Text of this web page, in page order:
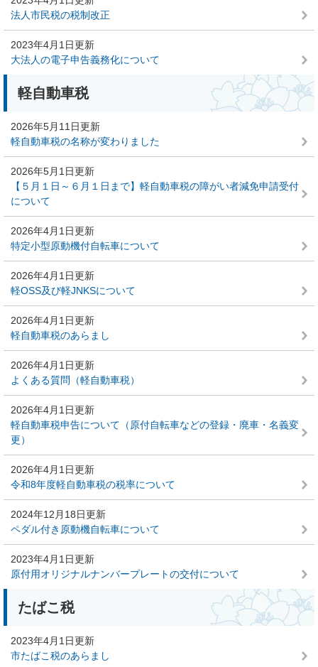
法人市民税の税制改正
2023年4月1日更新
大法人の電子申告義務化について
軽自動車税
2026年5月11日更新
軽自動車税の名称が変わりました
2026年5月1日更新
【５月１日～６月１日まで】軽自動車税の障がい者減免申請受付
について
2026年4月1日更新
特定小型原動機付自転車について
2026年4月1日更新
軽OSS及び軽JNKSについて
2026年4月1日更新
軽自動車税のあらまし
2026年4月1日更新
よくある質問（軽自動車税）
2026年4月1日更新
軽自動車税申告について（原付自転車などの登録・廃車・名義変
更）
2026年4月1日更新
令和8年度軽自動車税の税率について
2024年12月18日更新
ペダル付き原動機自転車について
2023年4月1日更新
原付用オリジナルナンバープレートの交付について
たばこ税
2023年4月1日更新
市たばこ税のあらまし